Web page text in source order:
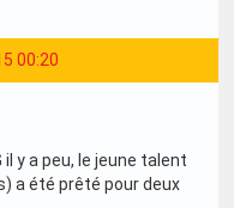
00:20
y a peu, le jeune talent
a été prêté pour deux